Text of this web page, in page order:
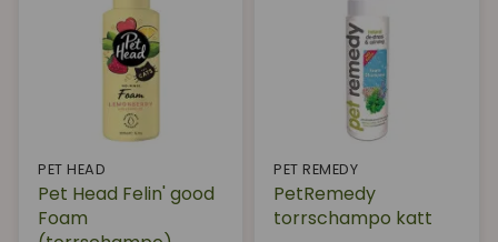
PET HEAD
Pet Head Felin' good
Foam
PET REMEDY
PetRemedy
torrschampo katt